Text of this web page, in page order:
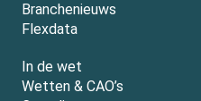
Branchenieuws
Flexdata
In de wet
Wetten & CAO’s